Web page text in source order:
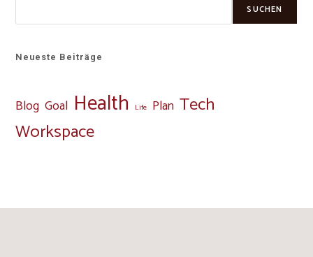
SUCHEN
Neueste Beiträge
Blog Goal Health Life Plan Tech
Workspace